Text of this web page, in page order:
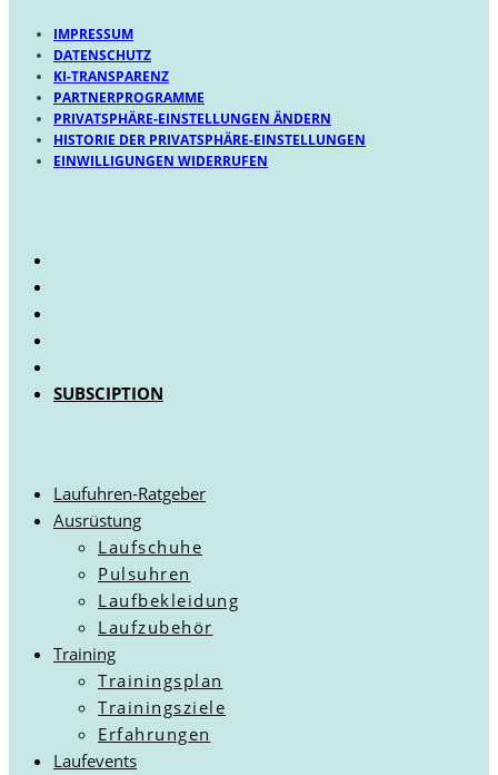
IMPRESSUM
DATENSCHUTZ
KI-TRANSPARENZ
PARTNERPROGRAMME
PRIVATSPHÄRE-EINSTELLUNGEN ÄNDERN
HISTORIE DER PRIVATSPHÄRE-EINSTELLUNGEN
EINWILLIGUNGEN WIDERRUFEN
SUBSCIPTION
Laufuhren-Ratgeber
Ausrüstung
Laufschuhe
Pulsuhren
Laufbekleidung
Laufzubehör
Training
Trainingsplan
Trainingsziele
Erfahrungen
Laufevents